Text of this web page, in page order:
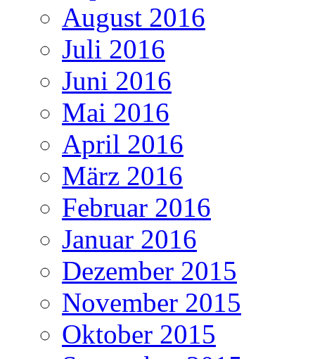
August 2016
Juli 2016
Juni 2016
Mai 2016
April 2016
März 2016
Februar 2016
Januar 2016
Dezember 2015
November 2015
Oktober 2015